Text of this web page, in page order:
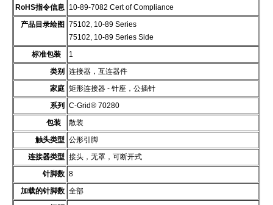
RoHS指令信息 10-89-7082 Cert of Compliance
产品目录绘图
75102, 10-89 Series
75102, 10-89 Series Side
标准包装
1
类别
连接器，互连器件
家庭 矩形连接器 - 针座，公插针
系列
C-Grid® 70280
包装
散装
触头类型 公形引脚
连接器类型 接头，无罩，可断开式
针脚数 8
加载的针脚数 全部